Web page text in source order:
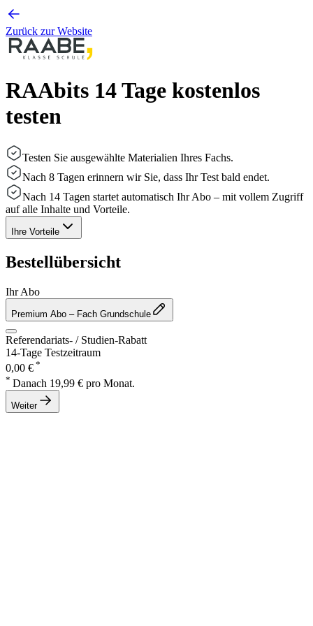
Zurück zur Website
RAAbits 14 Tage kostenlos
testen
Testen Sie ausgewählte Materialien Ihres Fachs.
Nach 8 Tagen erinnern wir Sie, dass Ihr Test bald endet.
Nach 14 Tagen startet automatisch Ihr Abo – mit vollem Zugriff
auf alle Inhalte und Vorteile.
Ihre Vorteile
Bestellübersicht
Ihr Abo
Premium Abo – Fach Grundschule
Referendariats- / Studien-Rabatt
14-Tage Testzeitraum
0,00 € *
* Danach 19,99 € pro Monat.
Weiter